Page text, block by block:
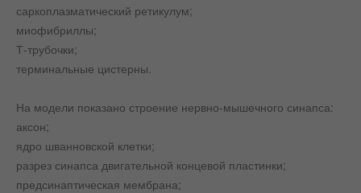
саркоплазматический ретикулум;
миофибриллы;
Т-трубочки;
терминальные цистерны.
На модели показано строение нервно-мышечного синапса:
аксон;
ядро шванновской клетки;
разрез синапса двигательной концевой пластинки;
предсинаптическая мембрана;